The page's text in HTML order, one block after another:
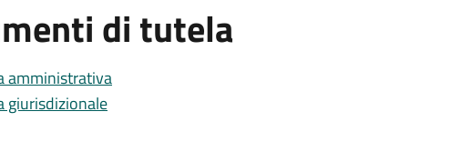
di tutela
amministrativa
giurisdizionale